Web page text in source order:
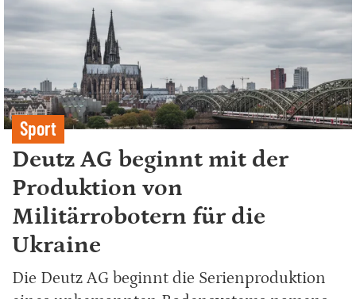
Sport
Deutz AG beginnt mit der
Produktion von
Militärrobotern für die
Ukraine
Die Deutz AG beginnt die Serienproduktion